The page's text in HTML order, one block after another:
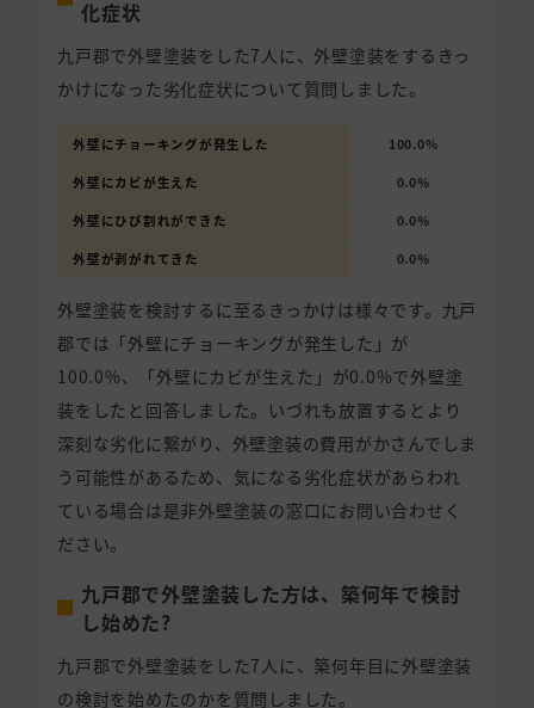
化症状
九戸郡で外壁塗装をした7人に、外壁塗装をするきっ
かけになった劣化症状について質問しました。
外壁にチョーキングが発生した 100.0%
外壁にカビが生えた 0.0%
外壁にひび割れができた 0.0%
外壁が剥がれてきた 0.0%
外壁塗装を検討するに至るきっかけは様々です。九戸
郡では「外壁にチョーキングが発生した」が
100.0%、「外壁にカビが生えた」が0.0%で外壁塗
装をしたと回答しました。いづれも放置するとより
深刻な劣化に繋がり、外壁塗装の費用がかさんでしま
う可能性があるため、気になる劣化症状があらわれ
ている場合は是非外壁塗装の窓口にお問い合わせく
ださい。
九戸郡で外壁塗装した方は、築何年で検討
し始めた?
九戸郡で外壁塗装をした7人に、築何年目に外壁塗装
の検討を始めたのかを質問しました。